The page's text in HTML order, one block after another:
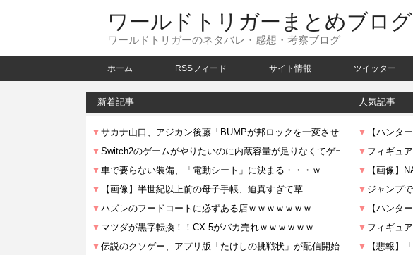
ワールドトリガーまとめブログ
ワールドトリガーのネタバレ・感想・考察ブログ
ホーム RSSフィード サイト情報 ツイッター
新着記事 人気記事